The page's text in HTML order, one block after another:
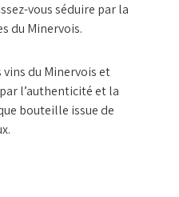
vous séduire par la
du Minervois.
vins du Minervois et
l’authenticité et la
bouteille issue de